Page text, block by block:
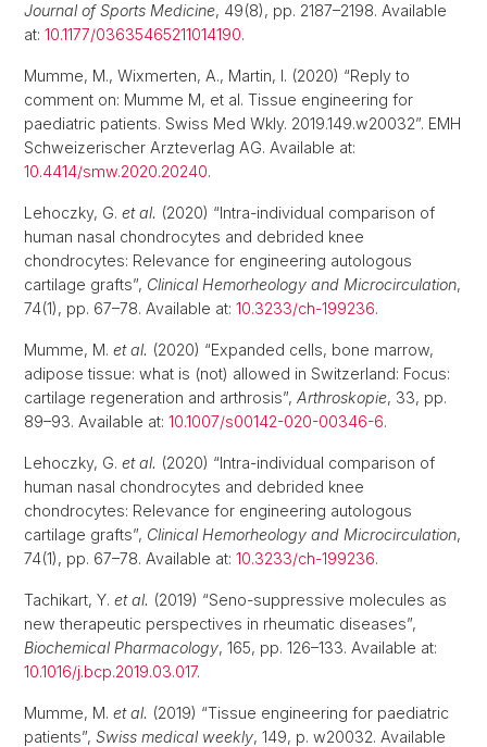
Journal of Sports Medicine, 49(8), pp. 2187–2198. Available
at: 10.1177/03635465211014190.
Mumme, M., Wixmerten, A., Martin, I. (2020) “Reply to
comment on: Mumme M, et al. Tissue engineering for
paediatric patients. Swiss Med Wkly. 2019.149.w20032”. EMH
Schweizerischer Arzteverlag AG. Available at:
10.4414/smw.2020.20240.
Lehoczky, G. et al. (2020) “Intra-individual comparison of
human nasal chondrocytes and debrided knee
chondrocytes: Relevance for engineering autologous
cartilage grafts”, Clinical Hemorheology and Microcirculation,
74(1), pp. 67–78. Available at: 10.3233/ch-199236.
Mumme, M. et al. (2020) “Expanded cells, bone marrow,
adipose tissue: what is (not) allowed in Switzerland: Focus:
cartilage regeneration and arthrosis”, Arthroskopie, 33, pp.
89–93. Available at: 10.1007/s00142-020-00346-6.
Lehoczky, G. et al. (2020) “Intra-individual comparison of
human nasal chondrocytes and debrided knee
chondrocytes: Relevance for engineering autologous
cartilage grafts”, Clinical Hemorheology and Microcirculation,
74(1), pp. 67–78. Available at: 10.3233/ch-199236.
Tachikart, Y. et al. (2019) “Seno-suppressive molecules as
new therapeutic perspectives in rheumatic diseases”,
Biochemical Pharmacology, 165, pp. 126–133. Available at:
10.1016/j.bcp.2019.03.017.
Mumme, M. et al. (2019) “Tissue engineering for paediatric
patients”, Swiss medical weekly, 149, p. w20032. Available